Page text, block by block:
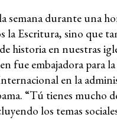
semana durante una
la Escritura, sino que
historia en nuestras
fue embajadora para
en la
“Tú tienes mucho
los temas